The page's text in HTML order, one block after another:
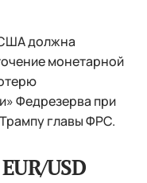
США должна
монетарной
Федрезерва при
главы ФРС.
USD